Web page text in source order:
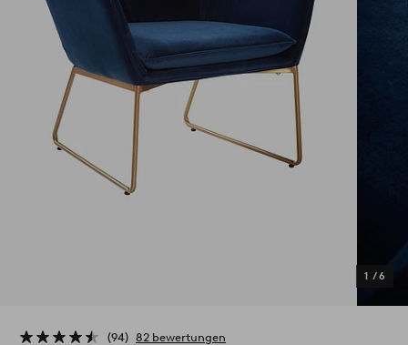
1 /6
94 82 bewertungen